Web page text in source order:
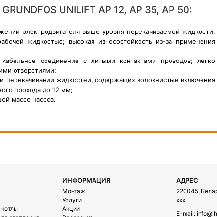
UNILIFT AP 12, AP 35, AP 50:
электродвигателя выше уровня перекачиваемой жидкости,
жидкостью; высокая износостойкость из-за применения
соединение с литыми контактами проводов; легко
отверстиями;
перекачивании жидкостей, содержащих волокнистые включения
прохода до 12 мм;
массе насоса.
ИНФОРМАЦИЯ
Монтаж
Услуги
Акции
АДРЕС
220045,
xxx
E-mail: